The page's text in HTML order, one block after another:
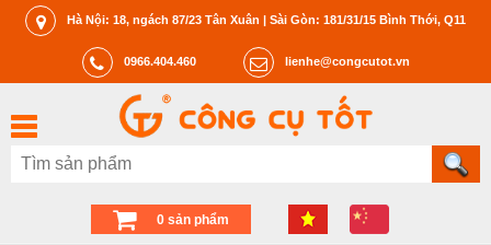
Hà Nội: 18, ngách 87/23 Tân Xuân | Sài Gòn: 181/31/15 Bình Thới, Q11
0966.404.460 lienhe@congcutot.vn
0 sản phẩm